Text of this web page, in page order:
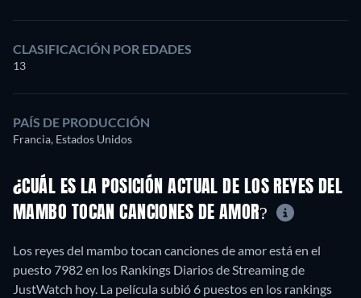
CLASIFICACIÓN POR EDADES
13
PAÍS DE PRODUCCIÓN
Francia, Estados Unidos
¿CUÁL ES LA POSICIÓN ACTUAL DE LOS REYES DEL
MAMBO TOCAN CANCIONES DE AMOR?
Los reyes del mambo tocan canciones de amor está en el
puesto 7982 en los Rankings Diarios de Streaming de
JustWatch hoy. La película subió 6 puestos en los rankings